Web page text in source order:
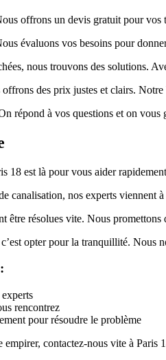
offrons un devis gratuit pour vos
évaluons vos besoins pour
nous trouvons des solutions.
des prix justes et clairs.
répond à vos questions et on
18 est là pour vous aider
canalisation, nos experts viennent
être résolues vite. Nous promettons
opter pour la tranquillité. Nous
rencontrez
pour résoudre le problème
contactez-nous vite à